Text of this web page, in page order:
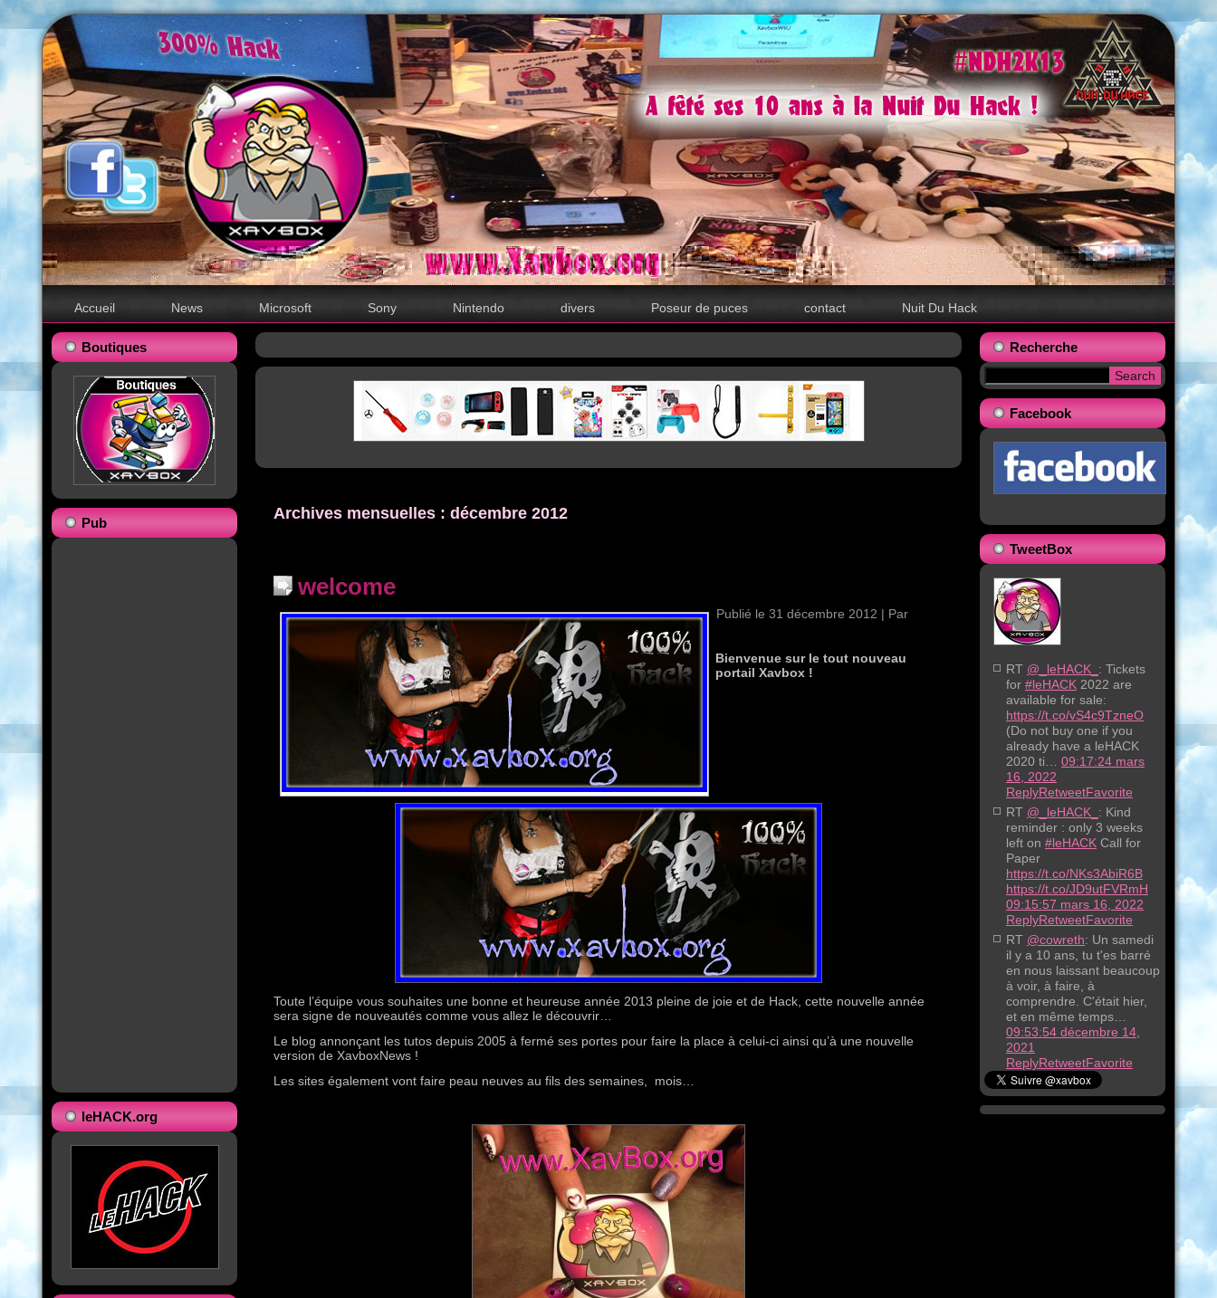
Accueil News Microsoft Sony Nintendo divers Poseur de puces contact Nuit Du Hack
Boutiques
Pub
leHACK.org
Archives mensuelles : décembre 2012
welcome
Publié le 31 décembre 2012 | Par
Bienvenue sur le tout nouveau
portail Xavbox !
Toute l’équipe vous souhaites une bonne et heureuse année 2013 pleine de joie et de Hack, cette nouvelle année
sera signe de nouveautés comme vous allez le découvrir…
Le blog annonçant les tutos depuis 2005 à fermé ses portes pour faire la place à celui-ci ainsi qu’à une nouvelle
version de XavboxNews !
Les sites également vont faire peau neuves au fils des semaines, mois…
Recherche
Facebook
TweetBox
RT @_leHACK_ : Tickets
for #leHACK 2022 are
available for sale:
https://t.co/vS4c9TzneO
(Do not buy one if you
already have a leHACK
2020 ti…
09:17:24 mars
16, 2022
ReplyRetweetFavorite
RT @_leHACK_ : Kind
reminder : only 3 weeks
left on #leHACK Call for
Paper
https://t.co/NKs3AbiR6B
https://t.co/JD9utFVRmH
09:15:57 mars 16, 2022
ReplyRetweetFavorite
RT @cowreth: Un samedi
il y a 10 ans, tu t'es barré
en nous laissant beaucoup
à voir, à faire, à
comprendre. C'était hier,
et en même temps…
09:53:54 décembre 14,
2021
ReplyRetweetFavorite